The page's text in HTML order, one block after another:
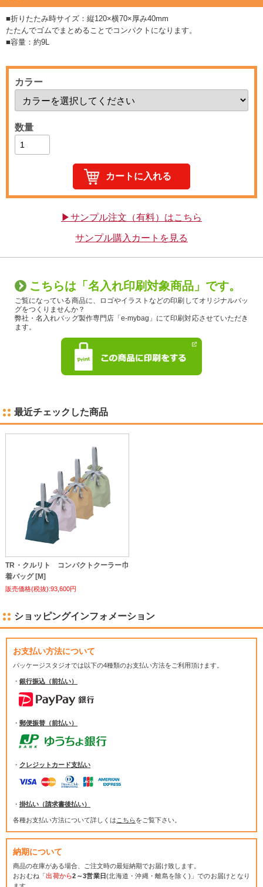
■折りたたみ時サイズ：縦120×横70×厚み40mm
たたんでゴムでまとめることでコンパクトになります。
■容量：約9L
カラー
数量
▶サンプル注文（有料）はこちら
サンプル購入カートを見る
こちらは「名入れ印刷対象商品」です。
ご覧になっている商品に、ロゴやイラストなどの印刷してオリジナルバッ
グをつくりませんか？
弊社・名入れバッグ製作専門店「e-mybag」にて印刷対応させていただき
ます。
最近チェックした商品
TR・クルリト コンパクトクーラー巾
着バッグ [M]
販売価格(税抜):93,600円
ショッピングインフォメーション
お支払い方法について
パッケージスタジオでは以下の4種類のお支払い方法をご利用頂けます。
・ 銀行振込（前払い）
・ 郵便振替（前払い）
・ クレジットカード支払い
・ 掛払い（請求書後払い）
各種お支払い方法について詳しくは こちらをご覧下さい。
納期について
商品の在庫がある場合、ご注文時の最短納期でお届け致します。
おおむね「出荷から2～3営業日(北海道・沖縄・離島を除く)」でのお届けとなり